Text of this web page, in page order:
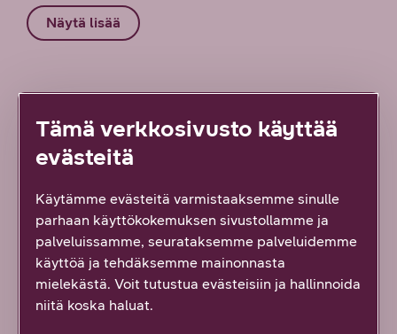
Näytä lisää
Löysitkö etsimäsi tiedon tältä sivulta?
Palautteesi on tärkeää!
vastausta
Kyllä löysin
Osittain
Tämä verkkosivusto käyttää
evästeitä
Käytämme evästeitä varmistaaksemme sinulle
parhaan käyttökokemuksen sivustollamme ja
palveluissamme, seurataksemme palveluidemme
käyttöä ja tehdäksemme mainonnasta
mielekästä. Voit tutustua evästeisiin ja hallinnoida
niitä koska haluat.